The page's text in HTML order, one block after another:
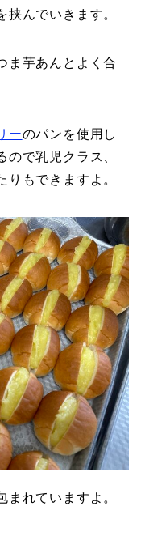
挟んでいきます。
ま芋あんとよく合
ーのパンを使用し
で乳児クラス、
もできますよ。
れていますよ。